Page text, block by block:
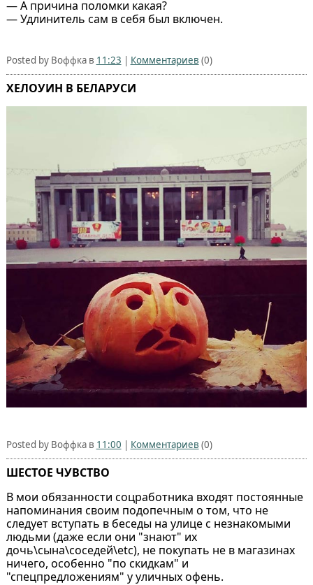
— А причина поломки какая?
— Удлинитель сам в себя был включен.
Posted by Воффка в 11:23 | Комментариев (0)
ХЕЛОУИН В БЕЛАРУСИ
Posted by Воффка в 11:00 | Комментариев (0)
ШЕСТОЕ ЧУВСТВО
В мои обязанности соцработника входят постоянные
напоминания своим подопечным о том, что не
следует вступать в беседы на улице с незнакомыми
людьми (даже если они "знают" их
дочь\сына\соседей\etc), не покупать не в магазинах
ничего, особенно "по скидкам" и
"спецпредложениям" у уличных офень.